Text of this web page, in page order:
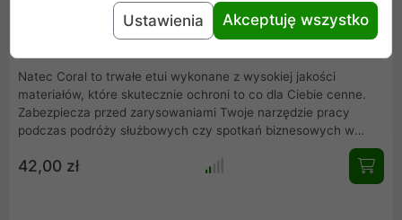
Etui na laptopa 14,1" Natec CORAL - czarne (NET-1701)
Natec Coral to trwałe etui wykonane z wysokiej jakości
materiałów, które skutecznie ochroni to co dla Ciebie cenne.
Zabezpiecza przed zarysowaniami Twoje narzędzie pracy
podczas podróży służbowych czy spotkań biznesowych w
42,00 zł
Ustawienia Akceptuję wszystko